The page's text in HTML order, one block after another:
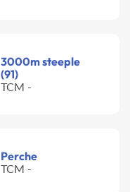
3000m steeple
(91)
TCM -
Perche
TCM -